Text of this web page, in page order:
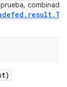
combinado